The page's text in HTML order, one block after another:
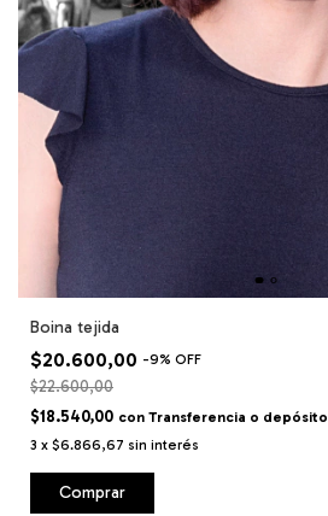
Boina tejida
$20.600,00 -9% OFF
$22.600,00
$18.540,00 con Transferencia o depósito
3 x $6.866,67 sin interés